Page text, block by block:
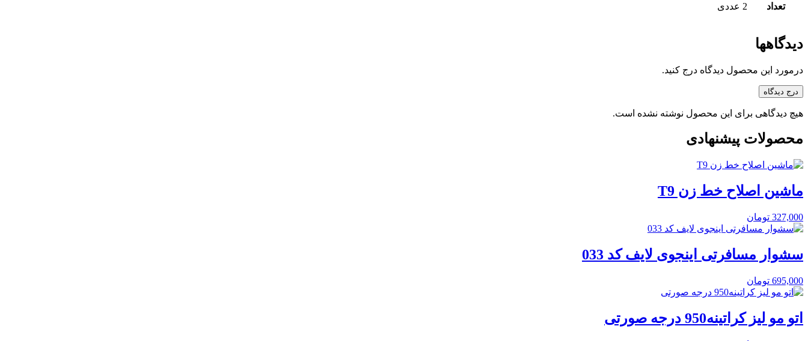
تعداد 2 عددی
دیدگاهها
درمورد این محصول دیدگاه درج کنید.
درج دیدگاه
هیچ دیدگاهی برای این محصول نوشته نشده است.
محصولات پیشنهادی
ماشین اصلاح خط زن T9
327,000 تومان
سشوار مسافرتی اینجوی لایف کد 033
695,000 تومان
اتو مو لیز کراتینه950 درجه صورتی